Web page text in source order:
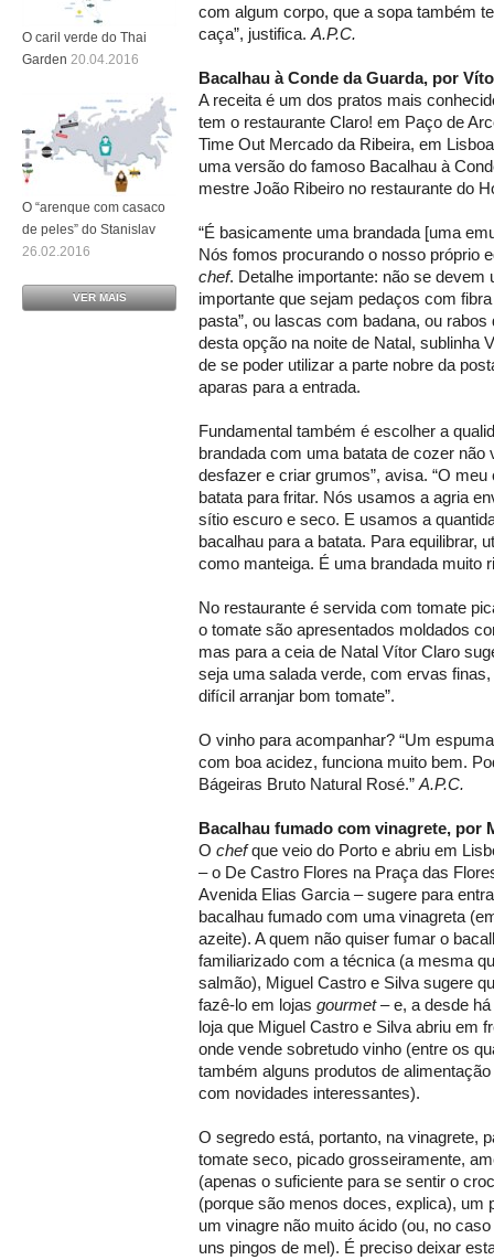
com algum corpo, que a sopa também
caça”, justifica. A.P.C.
Bacalhau à Conde da Guarda, por
A receita é um dos pratos mais
tem o restaurante Claro! em Paço de
Time Out Mercado da Ribeira, em
uma versão do famoso Bacalhau à
mestre João Ribeiro no restaurante do
“É basicamente uma brandada [uma
Nós fomos procurando o nosso próprio
chef. Detalhe importante: não se devem
importante que sejam pedaços com
pasta”, ou lascas com badana, ou
desta opção na noite de Natal, sublinha
de se poder utilizar a parte nobre da
aparas para a entrada.
Fundamental também é escolher a
brandada com uma batata de cozer não
desfazer e criar grumos”, avisa. “O
batata para fritar. Nós usamos a agria
sítio escuro e seco. E usamos a
bacalhau para a batata. Para equilibrar,
como manteiga. É uma brandada muito
No restaurante é servida com tomate
o tomate são apresentados moldados
mas para a ceia de Natal Vítor Claro
seja uma salada verde, com ervas
difícil arranjar bom tomate”.
O vinho para acompanhar? “Um
com boa acidez, funciona muito bem.
Bágeiras Bruto Natural Rosé.” A.P.C.
Bacalhau fumado com vinagrete, por
O chefque veio do Porto e abriu em
– o De Castro Flores na Praça das
Avenida Elias Garcia – sugere para
bacalhau fumado com uma vinagreta
azeite). A quem não quiser fumar o
familiarizado com a técnica (a mesma
salmão), Miguel Castro e Silva sugere
fazê-lo em lojas gourmet– e, a desde
loja que Miguel Castro e Silva abriu em
onde vende sobretudo vinho (entre os
também alguns produtos de
com novidades interessantes).
O segredo está, portanto, na vinagrete,
tomate seco, picado grosseiramente,
(apenas o suficiente para se sentir o
(porque são menos doces, explica), um
um vinagre não muito ácido (ou, no
uns pingos de mel). É preciso deixar
O caril verde do Thai
Garden 20.04.2016
O “arenque com casaco
de peles” do Stanislav
26.02.2016
VER MAIS